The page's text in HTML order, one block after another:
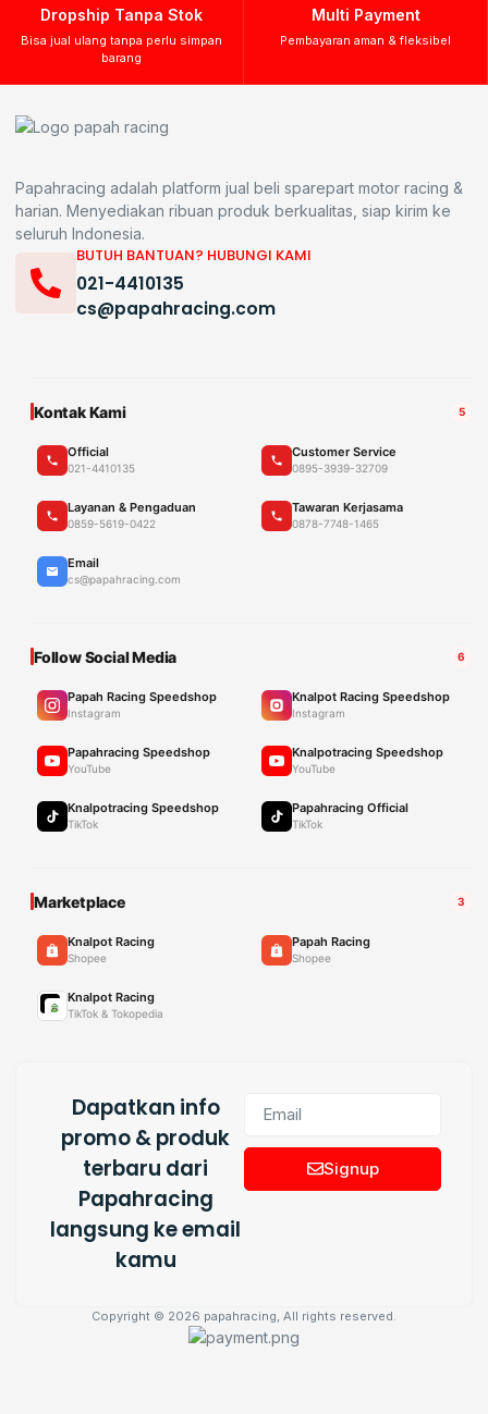
Dropship Tanpa Stok
Bisa jual ulang tanpa perlu simpan
barang
Multi Payment
Pembayaran aman & fleksibel
Papahracing adalah platform jual beli sparepart motor racing &
harian. Menyediakan ribuan produk berkualitas, siap kirim ke
seluruh Indonesia.
BUTUH BANTUAN? HUBUNGI KAMI
021-4410135
cs@papahracing.com
Kontak Kami 5
Official
021-4410135
Customer Service
0895-3939-32709
Layanan & Pengaduan
0859-5619-0422
Tawaran Kerjasama
0878-7748-1465
Email
cs@papahracing.com
Follow Social Media 6
Papah Racing Speedshop
Instagram
Knalpot Racing Speedshop
Instagram
Papahracing Speedshop
YouTube
Knalpotracing Speedshop
YouTube
Knalpotracing Speedshop
TikTok
Papahracing Official
TikTok
Marketplace 3
Knalpot Racing
Shopee
Papah Racing
Shopee
Knalpot Racing
TikTok & Tokopedia
Dapatkan info
promo & produk
terbaru dari
Papahracing
langsung ke email
kamu
Signup
Copyright © 2026 papahracing, All rights reserved.